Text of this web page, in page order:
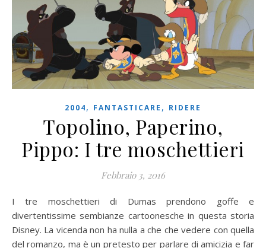
2004, FANTASTICARE , RIDERE
Topolino, Paperino,
Pippo: I tre moschettieri
Febbraio 3, 2016
I tre moschettieri di Dumas prendono goffe e
divertentissime sembianze cartoonesche in questa storia
Disney. La vicenda non ha nulla a che che vedere con quella
del romanzo, ma è un pretesto per parlare di amicizia e far